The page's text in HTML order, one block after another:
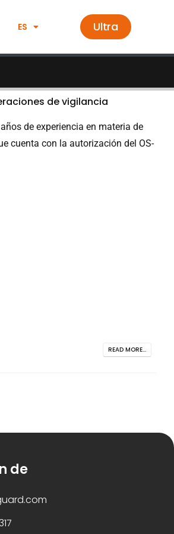
ES Ultra
de vigilancia
de experiencia en materia de
cuenta con la autorización del OS-
READ MORE...
de